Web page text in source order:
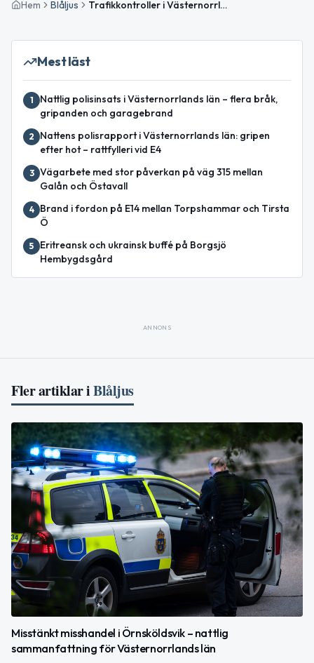
Hem Blåljus Trafikkontroller i Västernorrlands län – flera ordningsbotar och en anmälan
Mest läst
1
Nattlig polisinsats i Västernorrlands län – flera bråk,
gripanden och garagebrand
2
Nattens polisrapport i Västernorrlands län: gripen
efter hot – rattfylleri vid E4
3 Vägarbete med stor påverkan på väg 315 mellan
Galån och Östavall
4
Brand i fordon på E14 mellan Torpshammar och Tirsta
Ö
5
Eritreansk och ukrainsk buffé på Borgsjö
Hembygdsgård
ANNONS
Fler artiklar iBlåljus
Misstänkt misshandel i Örnsköldsvik – nattlig
sammanfattning för Västernorrlands län